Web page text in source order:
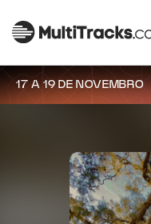
17 A 19 DE NOVEMBRO